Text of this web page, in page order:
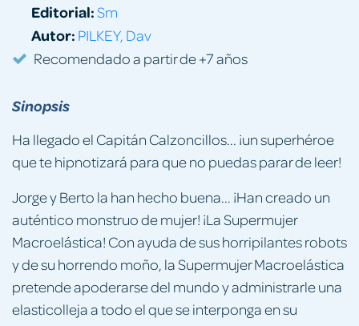
Sinopsis
Ha llegado el Capitán Calzoncillos... ¡un superhéroe
que te hipnotizará para que no puedas parar de leer!
Jorge y Berto la han hecho buena... ¡Han creado un
auténtico monstruo de mujer! ¡La Supermujer
Macroelástica! Con ayuda de sus horripilantes robots
y de su horrendo moño, la Supermujer Macroelástica
pretende apoderarse del mundo y administrarle una
elasticolleja a todo el que se interponga en su
Editorial:Sm
Autor: PILKEY, Dav
Recomendado a partir de +7 años